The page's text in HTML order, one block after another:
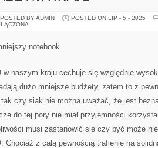
POSTED BY ADMIN POSTED ON LIP - 5 - 2025
notebook
w naszym kraju cechuje się względnie
dużo mniejsze budżety, zatem to z
tak czy siak nie można uważać, że jest
do tej pory nie miał przyjemności
musi zastanowić się czy być może
Chociaż z całą pewnością trafienie na